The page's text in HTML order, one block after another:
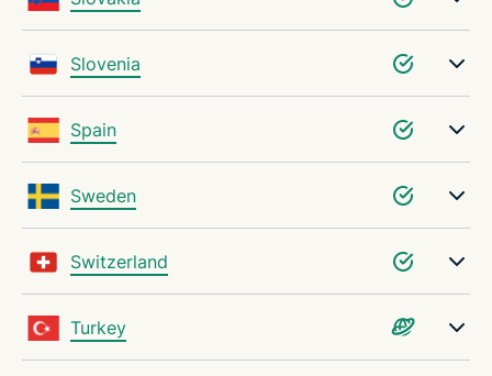
Slovenia
Spain
Sweden
Switzerland
Turkey